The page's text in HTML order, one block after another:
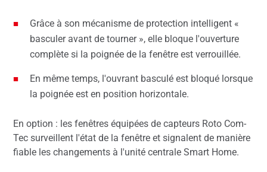
Grâce à son mécanisme de protection intelligent «
basculer avant de tourner », elle bloque l'ouverture
complète si la poignée de la fenêtre est verrouillée.
En même temps, l'ouvrant basculé est bloqué lorsque
la poignée est en position horizontale.
En option : les fenêtres équipées de capteurs Roto Com-
Tec surveillent l'état de la fenêtre et signalent de manière
fiable les changements à l'unité centrale Smart Home.